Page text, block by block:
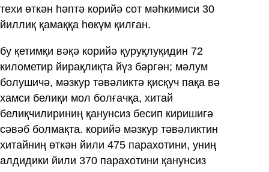
техи өткән һәптә корийә сот мәһкимиси 30
йиллиқ қамаққа һөкүм қилған.
бу қетимқи вәқә корийә қуруқлуқидин 72
километир йирақлиқта йүз бәргән; мәлум
болушичә, мәзкур тәвәликтә қисқуч пақа вә
хамси белиқи мол болғачқа, хитай
белиқчилириниң қанунсиз бесип киришигә
сәвәб болмақта. корийә мәзкур тәвәликтин
хитайниң өткән йили 475 парахотини, униң
алдидики йили 370 парахотини қанунсиз